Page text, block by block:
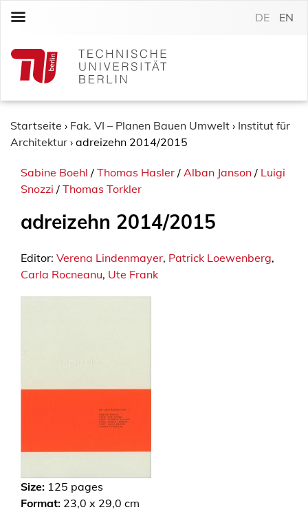
c
DE EN
Startseite › Fak. VI – Planen Bauen Umwelt › Institut für
Architektur › adreizehn 2014/2015
Sabine Boehl / Thomas Hasler / Alban Janson / Luigi
Snozzi / Thomas Torkler
adreizehn 2014/2015
Editor: Verena Lindenmayer, Patrick Loewenberg,
Carla Rocneanu, Ute Frank
Size: 125 pages
Format: 23,0 x 29,0 cm